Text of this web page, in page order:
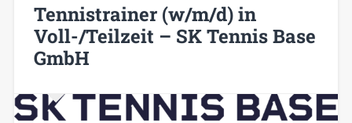
Tennistrainer (w/m/d) in
Voll-/Teilzeit – SK Tennis Base
GmbH